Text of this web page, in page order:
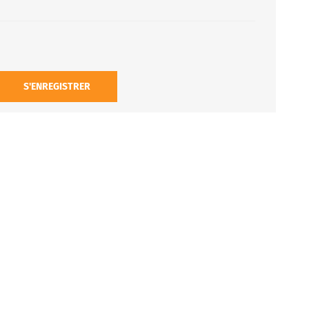
S'ENREGISTRER